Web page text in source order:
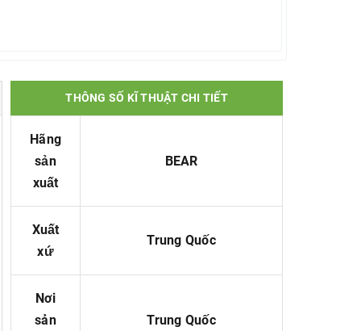
THÔNG SỐ KĨ THUẬT CHI TIẾT
Hãng
sản
xuất
BEAR
Xuất
xứ
Trung Quốc
Nơi
sản
Trung Quốc